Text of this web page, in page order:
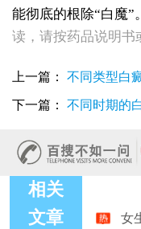
能彻底的根除“白魔”。
读，请按药品说明书
上一篇： 不同类型白
下一篇： 不同时期的
相关
文章
女